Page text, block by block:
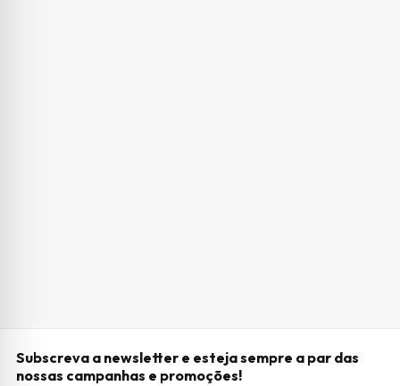
Subscreva a newsletter e esteja sempre a par das
nossas campanhas e promoções!